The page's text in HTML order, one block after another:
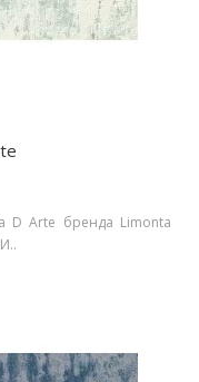
D Arte бренда Limonta